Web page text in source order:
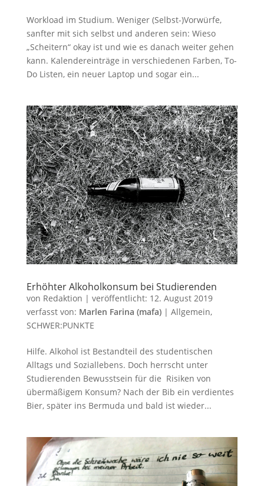
Workload im Studium. Weniger (Selbst-)Vorwürfe,
sanfter mit sich selbst und anderen sein: Wieso
„Scheitern“ okay ist und wie es danach weiter gehen
kann. Kalendereinträge in verschiedenen Farben, To-
Do Listen, ein neuer Laptop und sogar ein...
Erhöhter Alkoholkonsum bei Studierenden
von Redaktion | veröffentlicht: 12. August 2019
verfasst von: Marlen Farina (mafa)| Allgemein,
SCHWER:PUNKTE
Hilfe. Alkohol ist Bestandteil des studentischen
Alltags und Soziallebens. Doch herrscht unter
Studierenden Bewusstsein für die Risiken von
übermäßigem Konsum? Nach der Bib ein verdientes
Bier, später ins Bermuda und bald ist wieder...